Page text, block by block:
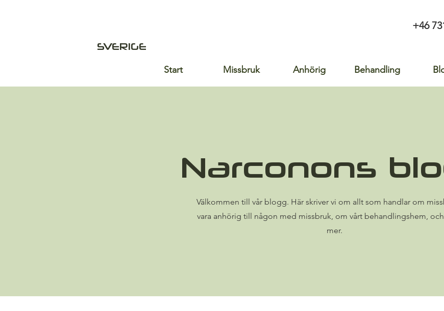
+46
SVERIGE
Start Missbruk Anhörig Behandling
Narconons
Välkommen till vår blogg. Här skriver vi om allt som handlar om
vara anhörig till någon med missbruk, om vårt behandlingshem,
mer.